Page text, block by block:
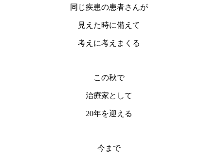
同じ疾患の患者さんが
見えた時に備えて
考えに考えまくる
この秋で
治療家として
20年を迎える
今まで